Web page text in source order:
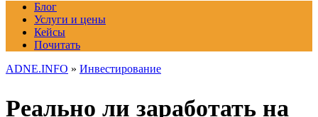
Блог
Услуги и цены
Кейсы
Почитать
ADNE.INFO » Инвестирование
Реально ли заработать на